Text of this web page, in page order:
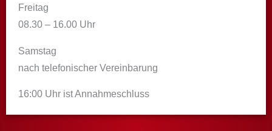
Freitag
08.30 – 16.00 Uhr
Samstag
nach telefonischer Vereinbarung
16:00 Uhr ist Annahmeschluss